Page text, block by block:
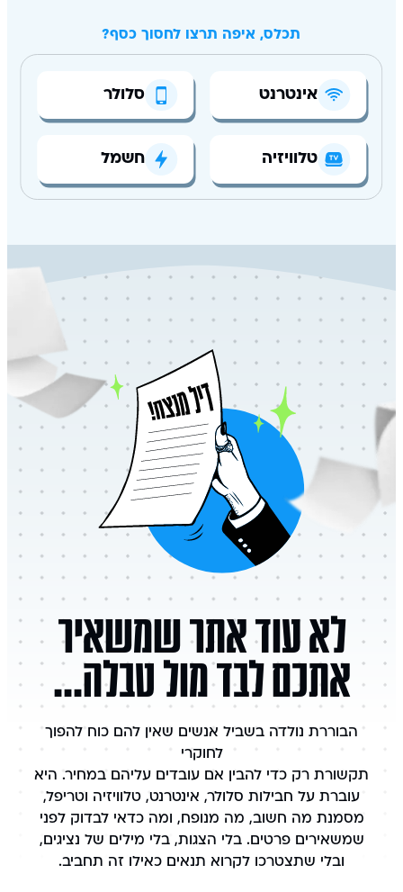
תכלס, איפה תרצו לחסוך כסף?
אינטרנט סלולר
טלוויזיה חשמל
לא עוד אתר שמשאיר
אתכם לבד מול טבלה...
הבוררת נולדה בשביל אנשים שאין להם כוח להפוך
לחוקרי
תקשורת רק כדי להבין אם עובדים עליהם במחיר. היא
עוברת על חבילות סלולר, אינטרנט, טלוויזיה וטריפל,
מסמנת מה חשוב, מה מנופח, ומה כדאי לבדוק לפני
שמשאירים פרטים. בלי הצגות, בלי מילים של נציגים,
ובלי שתצטרכו לקרוא תנאים כאילו זה תחביב.